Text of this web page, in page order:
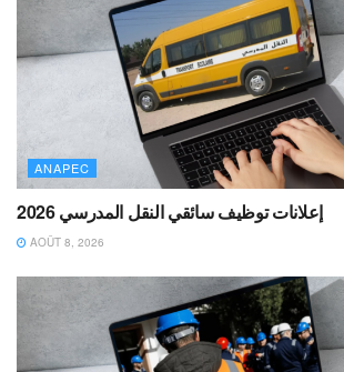
ANAPEC
إعلانات توظيف سائقي النقل المدرسي 2026
AOÛT 8, 2026